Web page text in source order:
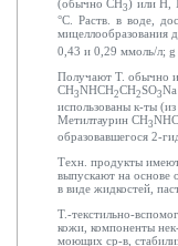
(обычно СН3) или Н,
°С. Раств. в воде,
мицеллообразования
0,43 и 0,29 ммоль/л; g
Получают Т. обычно
CH3NHCH2CH2SO3
использованы к-ты
Метилтаурин CH3
образовавшегося 2-
Техн. продукты
выпускают на
в виде жидкостей,
Т.-текстильно-
кожи, компоненты
моющих ср-в,